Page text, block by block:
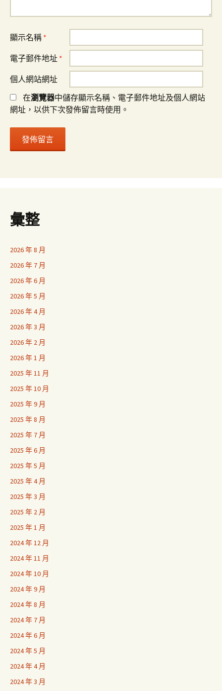
顯示名稱 *
電子郵件地址 *
個人網站網址
在瀏覽器中儲存顯示名稱、電子郵件地址及個人網站
網址，以供下次發佈留言時使用。
彙整
2026 年 8 月
2026 年 7 月
2026 年 6 月
2026 年 5 月
2026 年 4 月
2026 年 3 月
2026 年 2 月
2026 年 1 月
2025 年 11 月
2025 年 10 月
2025 年 9 月
2025 年 8 月
2025 年 7 月
2025 年 6 月
2025 年 5 月
2025 年 4 月
2025 年 3 月
2025 年 2 月
2025 年 1 月
2024 年 12 月
2024 年 11 月
2024 年 10 月
2024 年 9 月
2024 年 8 月
2024 年 7 月
2024 年 6 月
2024 年 5 月
2024 年 4 月
2024 年 3 月